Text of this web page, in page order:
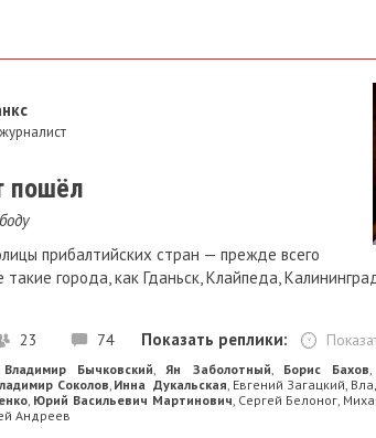
пошёл
прибалтийских стран — прежде всего
такие города, как Гданьск, Клайпеда,
23 74 Показать реплики:
Владимир Бычковский,Ян Заболотный, Борис Бахов,
Соколов, Инна Дукальская, Евгений Загацкий,
, Юрий Васильевич Мартинович, Сергей Белоног,
Андреев